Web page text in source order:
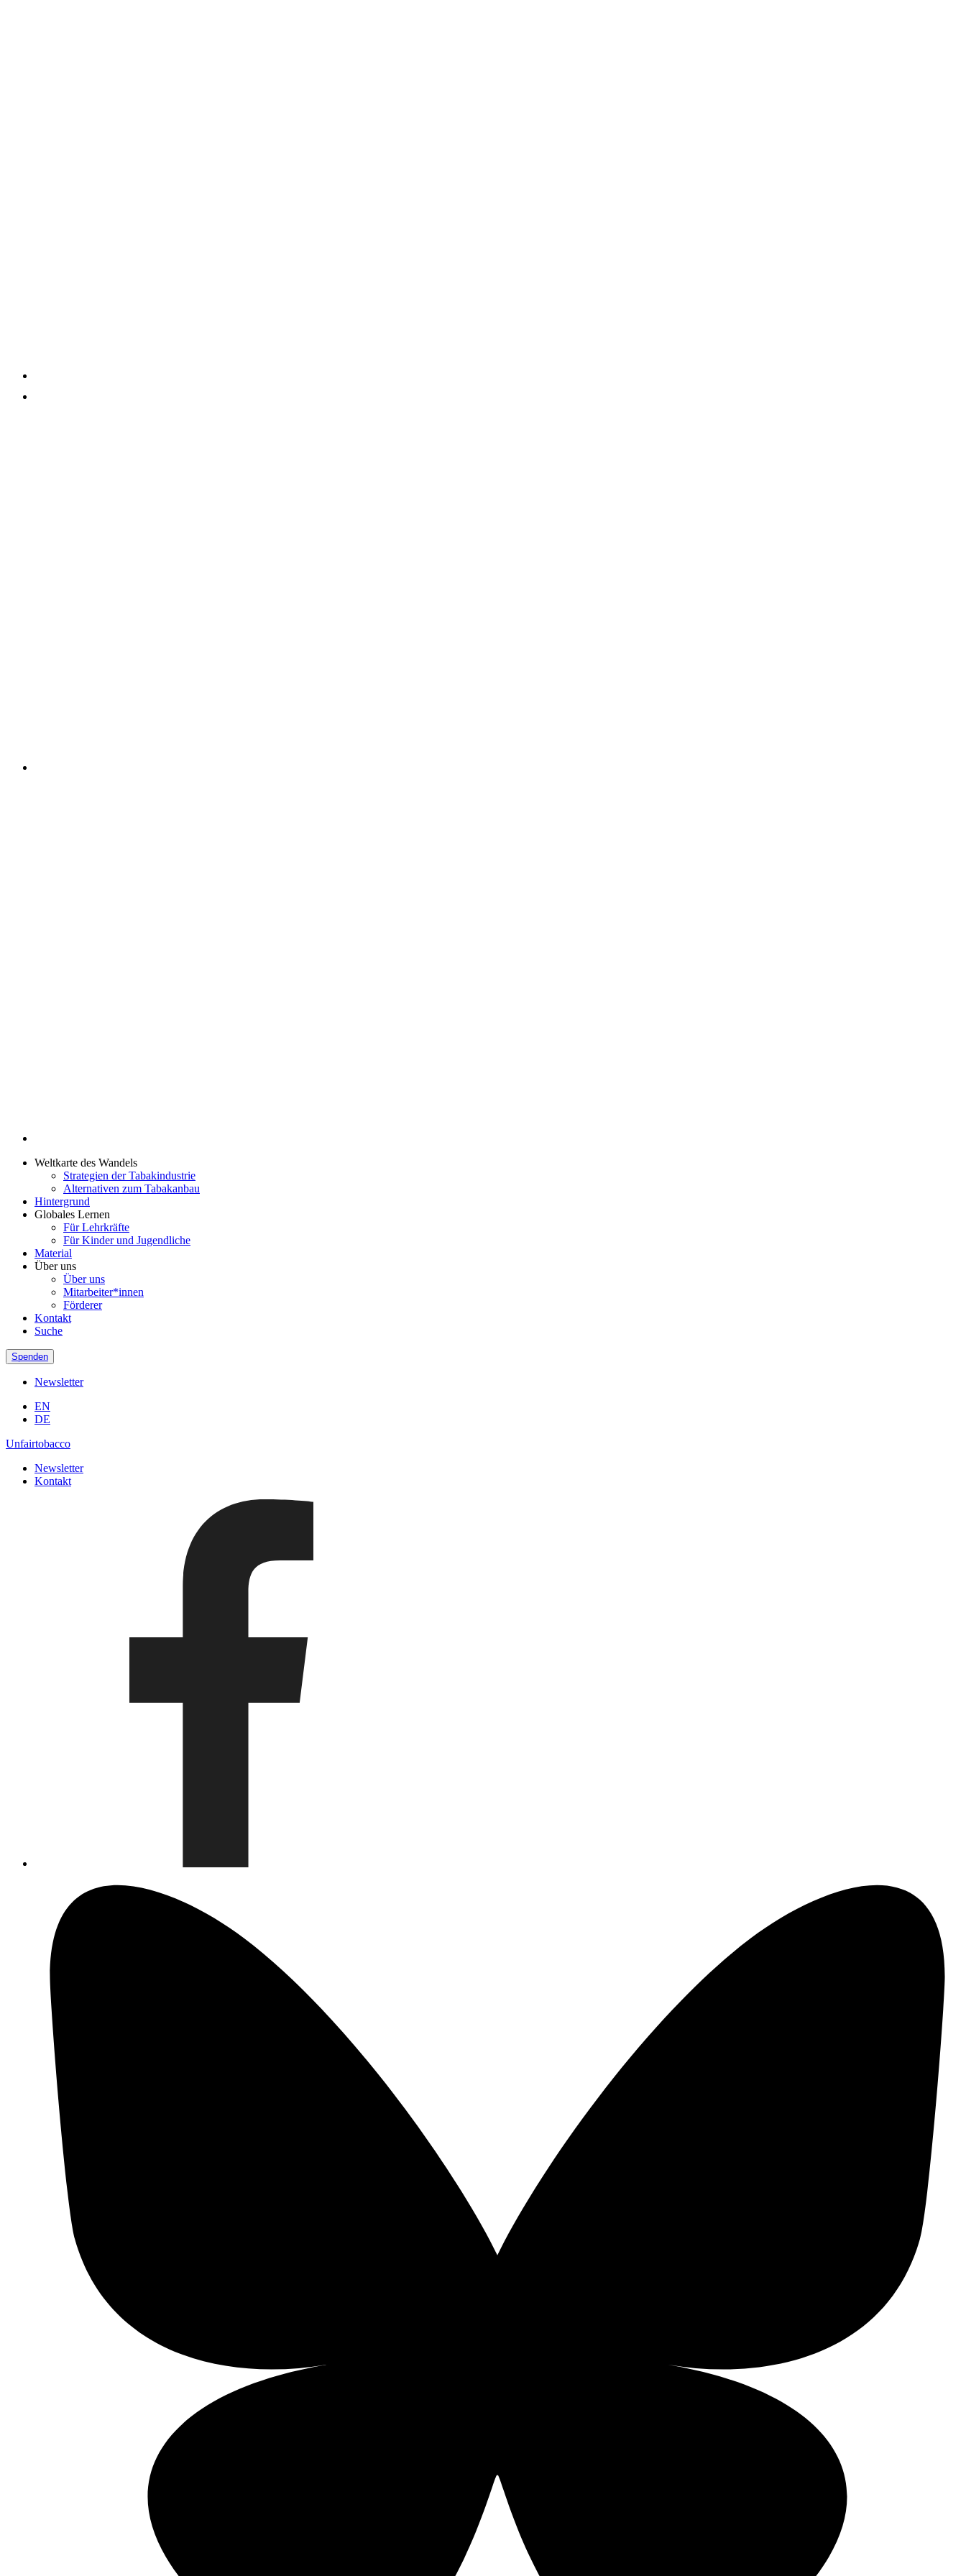
Weltkarte des Wandels
Strategien der Tabakindustrie
Alternativen zum Tabakanbau
Hintergrund
Globales Lernen
Für Lehrkräfte
Für Kinder und Jugendliche
Material
Über uns
Über uns
Mitarbeiter*innen
Förderer
Kontakt
Suche
Spenden
Newsletter
EN
DE
Unfairtobacco
Newsletter
Kontakt